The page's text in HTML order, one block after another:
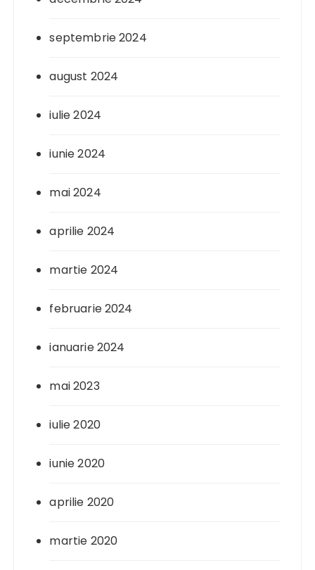
septembrie 2024
august 2024
iulie 2024
iunie 2024
mai 2024
aprilie 2024
martie 2024
februarie 2024
ianuarie 2024
mai 2023
iulie 2020
iunie 2020
aprilie 2020
martie 2020